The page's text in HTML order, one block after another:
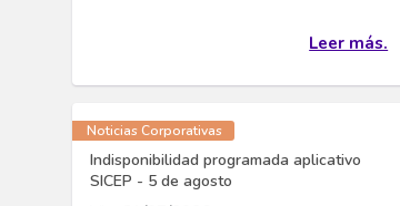
Leer más.
Noticias Corporativas
Indisponibilidad programada aplicativo
SICEP - 5 de agosto